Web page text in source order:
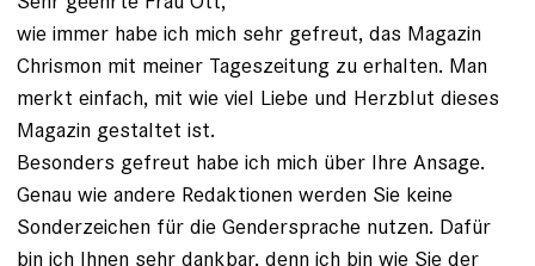
wie immer habe ich mich sehr gefreut, das Magazin
Chrismon mit meiner Tageszeitung zu erhalten. Man
merkt einfach, mit wie viel Liebe und Herzblut dieses
Magazin gestaltet ist.
Besonders gefreut habe ich mich über Ihre Ansage.
Genau wie andere Redaktionen werden Sie keine
Sonderzeichen für die Gendersprache nutzen. Dafür
bin ich Ihnen sehr dankbar, denn ich bin wie Sie der